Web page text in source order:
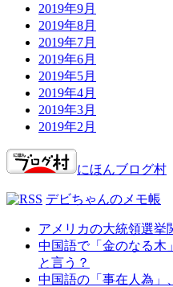
2019年9月
2019年8月
2019年7月
2019年6月
2019年5月
2019年4月
2019年3月
2019年2月
にほんブログ村
デビちゃんのメモ帳
アメリカの大統領選挙
中国語で「金のなる木
と言う？
中国語の「事在人為」